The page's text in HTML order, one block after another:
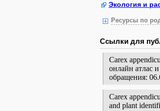
Экология и
Ресурсы по
Ссылки для
Carex
онлайн атлас
обращения:
Carex
and plant